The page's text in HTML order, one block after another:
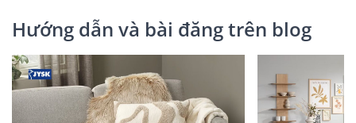
Hướng dẫn và bài đăng trên blog